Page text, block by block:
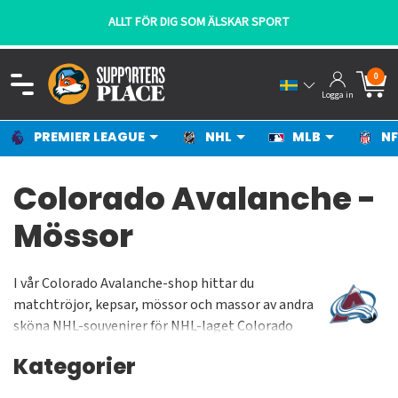
ALLT FÖR DIG SOM ÄLSKAR SPORT
Logga in
0
PREMIER LEAGUE NHL MLB
Colorado Avalanche -
Mössor
I vår Colorado Avalanche-shop hittar du
matchtröjor, kepsar, mössor och massor av andra
sköna NHL-souvenirer för NHL-laget Colorado
Forsberg blev en legend och vräkte in poäng under
Kategorier